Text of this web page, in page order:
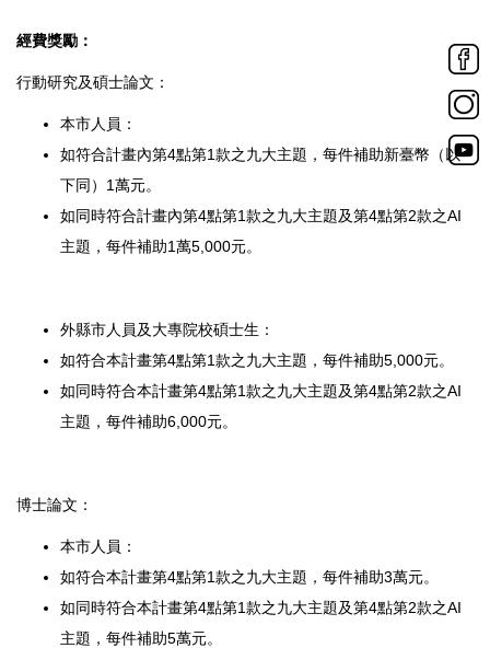
經費獎勵：
行動研究及碩士論文：
本市人員：
如符合計畫內第4點第1款之九大主題，每件補助新臺幣（以
下同） 1萬元。
如同時符合計畫內第4點第1款之九大主題及第4點第2款之AI
主題，每件補助1萬5,000元。
外縣市人員及大專院校碩士生：
如符合本計畫第4點第1款之九大主題，每件補助5,000元。
如同時符合本計畫第4點第1款之九大主題及第4點第2款之AI
主題，每件補助6,000元。
博士論文：
本市人員：
如符合本計畫第4點第1款之九大主題，每件補助3萬元。
如同時符合本計畫第4點第1款之九大主題及第4點第2款之AI
主題，每件補助5萬元。